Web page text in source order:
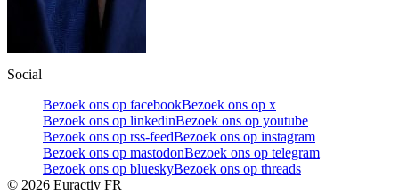
Social
Bezoek ons op facebookBezoek ons op x
Bezoek ons op linkedinBezoek ons op youtube
Bezoek ons op rss-feedBezoek ons op instagram
Bezoek ons op mastodonBezoek ons op telegram
Bezoek ons op blueskyBezoek ons op threads
© 2026 Euractiv FR